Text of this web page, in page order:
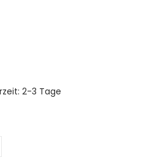
ist er frisch, mit
von Agrumen,
Pfeffer. Am Gaumen
2-3 Tage